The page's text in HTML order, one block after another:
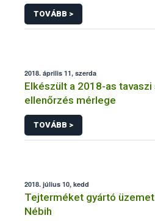
TOVÁBB >
2018. április 11, szerda
Elkészült a 2018-as
ellenőrzés mérlege
TOVÁBB >
2018. július 10, kedd
Tejterméket gyártó
Nébih